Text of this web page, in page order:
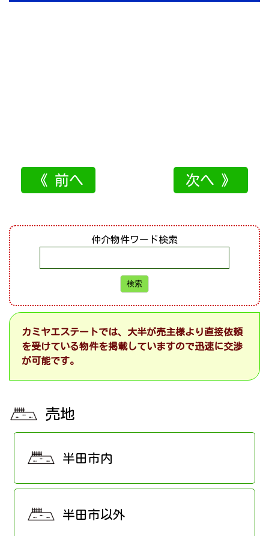
《 前へ 次へ 》
仲介物件ワード検索
カミヤエステートでは、大半が売主様より直接依頼
を受けている物件を掲載していますので迅速に交渉
が可能です。
売地
半田市内
半田市以外